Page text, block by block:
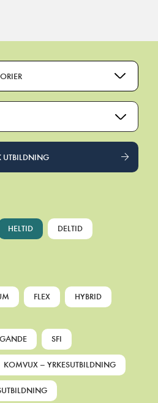
UTBILDNING
HELTID DELTID
FLEX HYBRID
SFI
KOMVUX – YRKESUTBILDNING